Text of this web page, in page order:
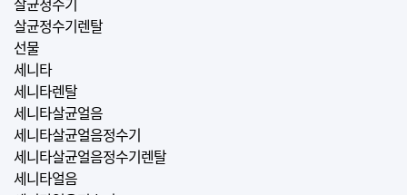
살균정수기렌탈
선물
세니타
세니타렌탈
세니타살균얼음
세니타살균얼음정수기
세니타살균얼음정수기렌탈
세니타얼음